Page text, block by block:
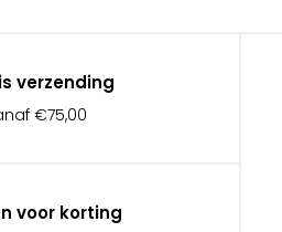
verzending
€75,00
voor korting